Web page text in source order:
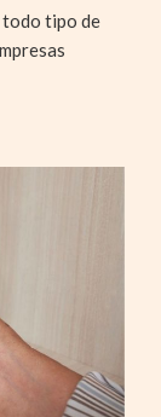
todo tipo de